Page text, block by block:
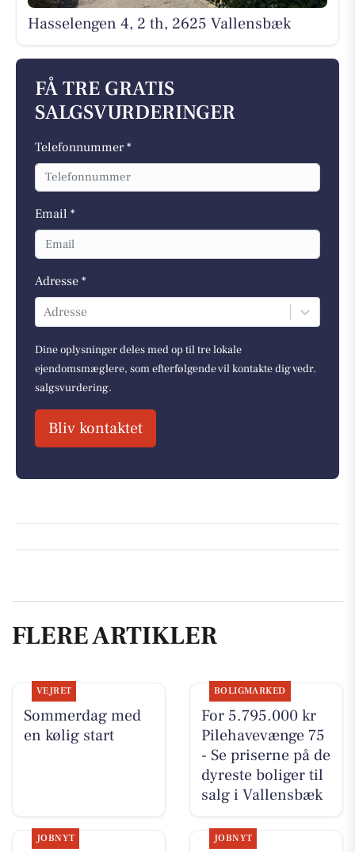
Hasselengen 4, 2 th, 2625 Vallensbæk
FÅ TRE GRATIS
SALGSVURDERINGER
Telefonnummer *
Email *
Adresse *
Adresse
Dine oplysninger deles med op til tre lokale
ejendomsmæglere, som efterfølgende vil kontakte dig vedr.
salgsvurdering.
Bliv kontaktet
FLERE ARTIKLER
VEJRET
Sommerdag med
en kølig start
BOLIGMARKED
For 5.795.000 kr
Pilehavevænge 75
- Se priserne på de
dyreste boliger til
salg i Vallensbæk
JOBNYT JOBNYT